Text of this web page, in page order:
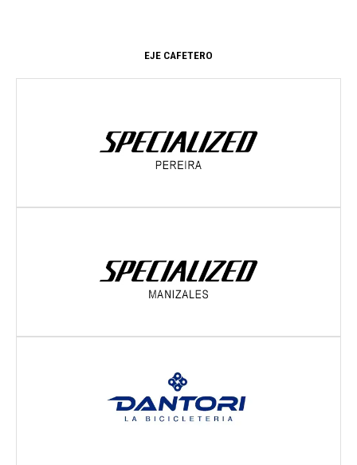
EJE CAFETERO
Dirección:CL 14 15 35
PEREIRA- RISARALDA
Dirección:AV ALBERTO MENDOZA 87 62
MANIZALES- CALDAS
Calle 71 # 1-90 LOCAL 6 mall el Tronio
MANIZALES- CALDAS